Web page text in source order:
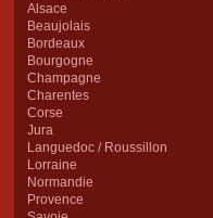
Alsace
Beaujolais
Bordeaux
Bourgogne
Champagne
Charentes
Corse
Jura
Languedoc / Roussillon
Lorraine
Normandie
Provence